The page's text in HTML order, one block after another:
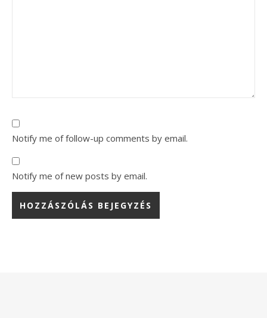
Notify me of follow-up comments by email.
Notify me of new posts by email.